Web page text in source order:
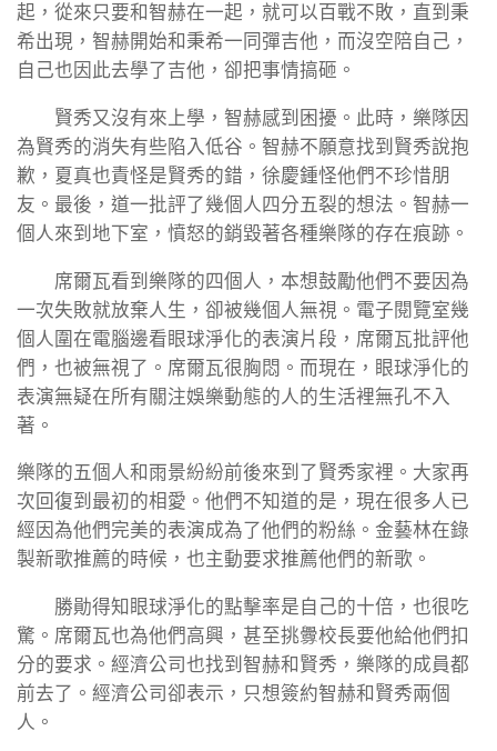
起，從來只要和智赫在一起，就可以百戰不敗，直到秉
希出現，智赫開始和秉希一同彈吉他，而沒空陪自己，
自己也因此去學了吉他，卻把事情搞砸。
賢秀又沒有來上學，智赫感到困擾。此時，樂隊因
為賢秀的消失有些陷入低谷。智赫不願意找到賢秀說抱
歉，夏真也責怪是賢秀的錯，徐慶鍾怪他們不珍惜朋
友。最後，道一批評了幾個人四分五裂的想法。智赫一
個人來到地下室，憤怒的銷毀著各種樂隊的存在痕跡。
席爾瓦看到樂隊的四個人，本想鼓勵他們不要因為
一次失敗就放棄人生，卻被幾個人無視。電子閱覽室幾
個人圍在電腦邊看眼球淨化的表演片段，席爾瓦批評他
們，也被無視了。席爾瓦很胸悶。而現在，眼球淨化的
表演無疑在所有關注娛樂動態的人的生活裡無孔不入
著。
樂隊的五個人和雨景紛紛前後來到了賢秀家裡。大家再
次回復到最初的相愛。他們不知道的是，現在很多人已
經因為他們完美的表演成為了他們的粉絲。金藝林在錄
製新歌推薦的時候，也主動要求推薦他們的新歌。
勝勛得知眼球淨化的點擊率是自己的十倍，也很吃
驚。席爾瓦也為他們高興，甚至挑釁校長要他給他們扣
分的要求。經濟公司也找到智赫和賢秀，樂隊的成員都
前去了。經濟公司卻表示，只想簽約智赫和賢秀兩個
人。